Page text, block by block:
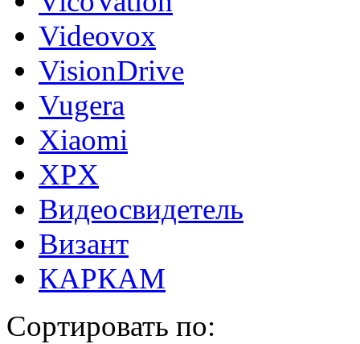
Videovox
VisionDrive
Vugera
Xiaomi
XPX
Видеосвидетель
Визант
КАРКАМ
Сортировать по: